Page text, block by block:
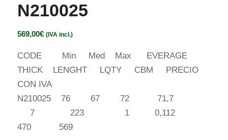
N210025
569,00€ (IVA incl.)
CODE Min Med Max EVERAGE
THICK LENGHT LQTY CBM PRECIO
CON IVA
N210025 76 67 72 71,7
7 223 1 0,112
470 569